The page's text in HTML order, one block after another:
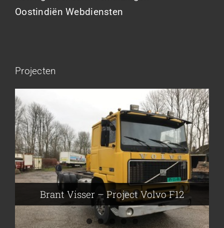
Oostindiën Webdiensten
Projecten
Brant Visser – Project Volvo F12
Flikkema – Spijk
Brant Visser – Project Volvo F88
Auke van der Kooi – Projekt Scania
John Moesker – Project Bedford